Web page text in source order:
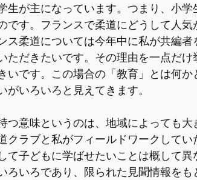
生が主になっています。つまり、小
です。フランスで柔道にどうして人気
ス柔道については今年中に私が共編者
ただきたいです。その理由を一点だ
いです。この場合の「教育」とは何か
いろいろと見えてきます。
つ意味というのは、地域によっても
クラブと私がフィールドワークしてい
て子どもに学ばせたいことは概して異
ろいろであり、限られた見聞情報をも